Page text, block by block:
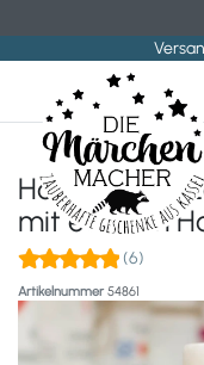
mit echtem
(6)
Artikelnummer 54861